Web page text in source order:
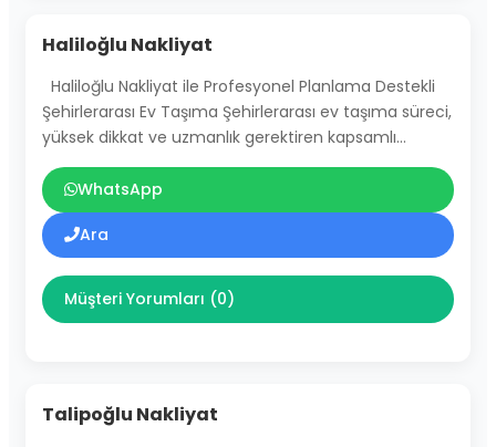
Haliloğlu Nakliyat
Haliloğlu Nakliyat ile Profesyonel Planlama Destekli
Şehirlerarası Ev Taşıma Şehirlerarası ev taşıma süreci,
yüksek dikkat ve uzmanlık gerektiren kapsamlı…
WhatsApp
Ara
Müşteri Yorumları (0)
Talipoğlu Nakliyat